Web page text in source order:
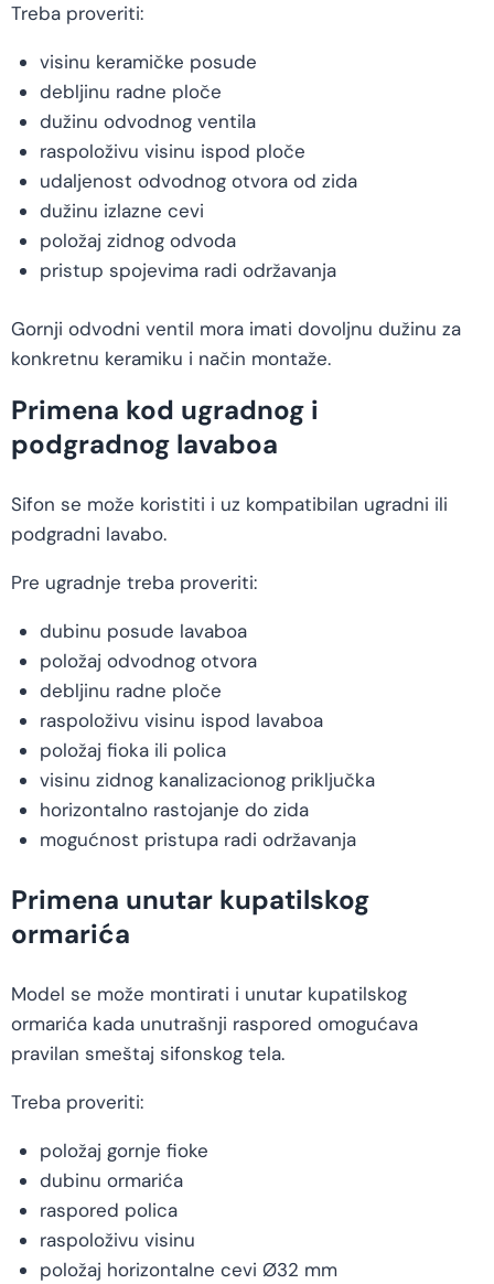
Treba proveriti:
visinu keramičke posude
debljinu radne ploče
dužinu odvodnog ventila
raspoloživu visinu ispod ploče
udaljenost odvodnog otvora od zida
dužinu izlazne cevi
položaj zidnog odvoda
pristup spojevima radi održavanja
Gornji odvodni ventil mora imati dovoljnu dužinu za
konkretnu keramiku i način montaže.
Primena kod ugradnog i
podgradnog lavaboa
Sifon se može koristiti i uz kompatibilan ugradni ili
podgradni lavabo.
Pre ugradnje treba proveriti:
dubinu posude lavaboa
položaj odvodnog otvora
debljinu radne ploče
raspoloživu visinu ispod lavaboa
položaj fioka ili polica
visinu zidnog kanalizacionog priključka
horizontalno rastojanje do zida
mogućnost pristupa radi održavanja
Primena unutar kupatilskog
ormarića
Model se može montirati i unutar kupatilskog
ormarića kada unutrašnji raspored omogućava
pravilan smeštaj sifonskog tela.
Treba proveriti:
položaj gornje fioke
dubinu ormarića
raspored polica
raspoloživu visinu
položaj horizontalne cevi Ø32 mm